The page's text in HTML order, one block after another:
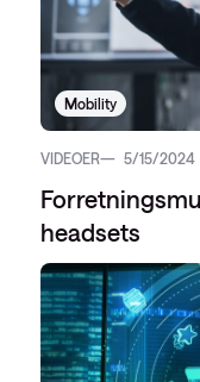
Mobility
VIDEOER 5/15/2024
headsets